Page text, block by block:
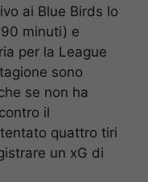
ai Blue Birds lo
minuti) e
per la League
sono
se non ha
il
quattro tiri
un xG di